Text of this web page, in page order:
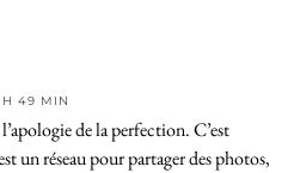
H 49 MIN
de la perfection. C’est
un réseau pour partager des photos,